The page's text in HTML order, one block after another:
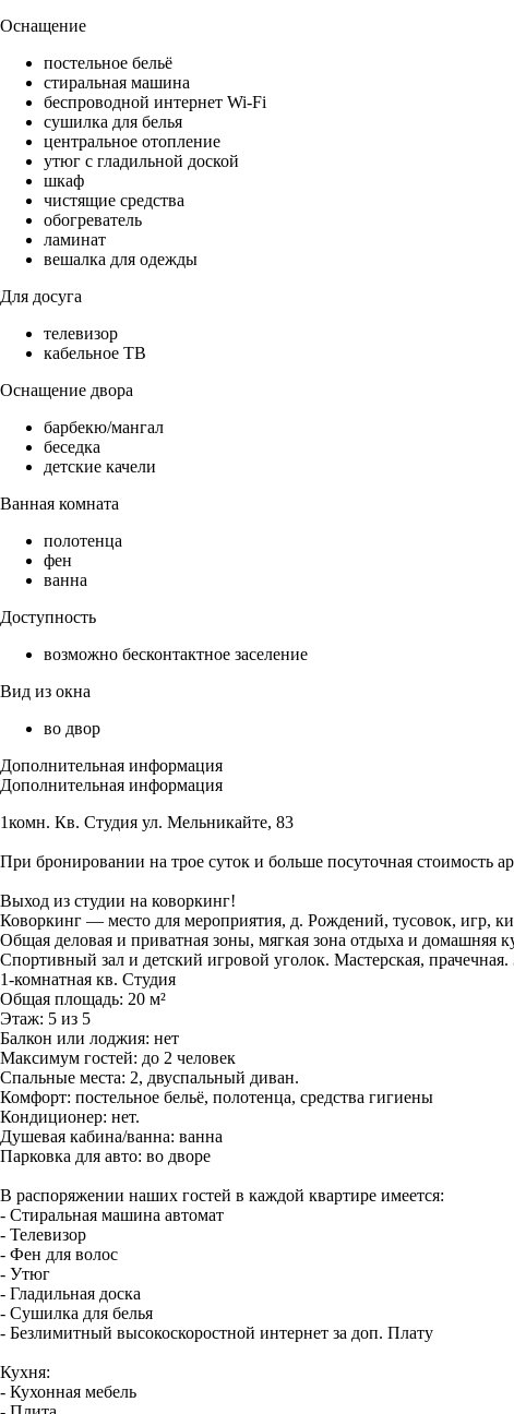
Оснащение
постельное бельё
стиральная машина
беспроводной интернет Wi-Fi
сушилка для белья
центральное отопление
утюг с гладильной доской
шкаф
чистящие средства
обогреватель
ламинат
вешалка для одежды
Для досуга
телевизор
кабельное ТВ
Оснащение двора
барбекю/мангал
беседка
детские качели
Ванная комната
полотенца
фен
ванна
Доступность
возможно бесконтактное заселение
Вид из окна
во двор
Дополнительная информация
Дополнительная информация
1комн. Кв. Студия ул. Мельникайте, 83
При бронировании на трое суток и больше посуточная стоимость
Выход из студии на ковoркинг!
Коворкинг — место для мepoпpиятия, д. Рождений, тусовок, игр,
Общая деловая и приватная зоны, мягкая зона отдыха и домашняя
Спортивный зал и детский игровой уголок. Mаcтeрcкaя,
1-комнатная кв. Студия
Общая площадь: 20 м²
Этаж: 5 из 5
Балкон или лоджия: нет
Максимум гостей: до 2 человек
Спальные места: 2, двуспальный диван.
Комфорт: постельное бельё, полотенца, средства гигиены
Кондиционер: нет.
Душевая кабина/ванна: ванна
Парковка для авто: во дворе
В распоряжении наших гостей в каждой квартире имеется:
- Стиральная машина автомат
- Телевизор
- Фен для волос
- Утюг
- Гладильная доска
- Сушилка для белья
- Безлимитный высокоскоростной интернет за доп. Плату
Кухня:
- Кухонная мебель